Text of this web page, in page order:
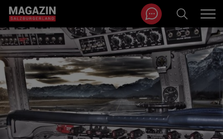
Zum Inhalt springen
BEITRÄGE IN MEINER NÄHE
Magazin durchsuchen...